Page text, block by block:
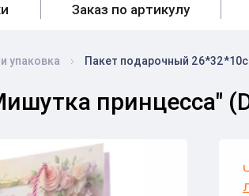
Заказ по артикулу
упаковка Пакет подарочный
принцесса"